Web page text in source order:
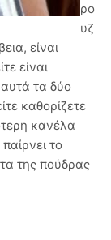
ρο
υζ
είναι
είναι
τα δύο
καθορίζετε
κανέλα
το
της πούδρας